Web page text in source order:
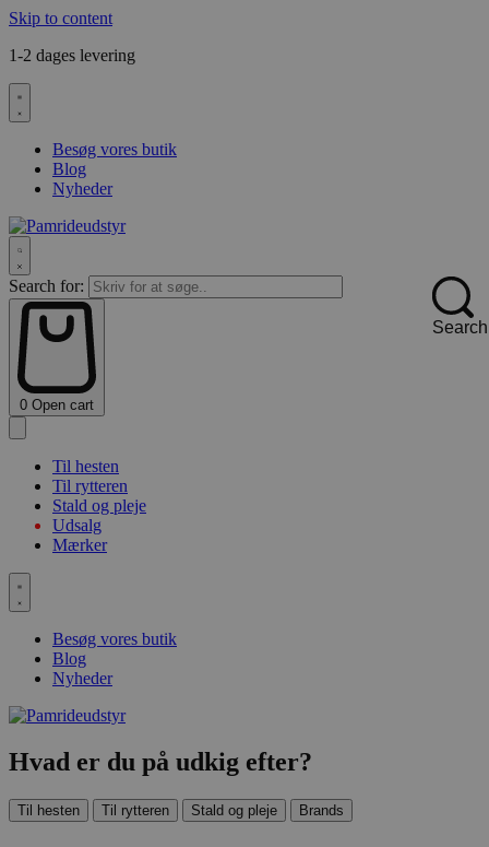
Skip to content
1-2 dages levering
Besøg vores butik
Blog
Nyheder
Search for:
Search
0 Open cart
Til hesten
Til rytteren
Stald og pleje
Udsalg
Mærker
Besøg vores butik
Blog
Nyheder
Hvad er du på udkig efter?
Til hesten Til rytteren Stald og pleje Brands